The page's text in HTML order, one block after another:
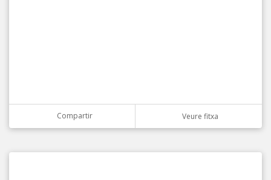
Compartir Veure fitxa